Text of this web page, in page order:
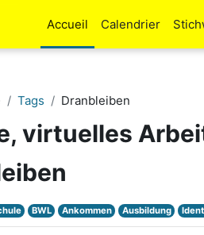
Accueil
Calendrier
Tags Dranbleiben
virtuelles
BWL Ankommen Ausbildung